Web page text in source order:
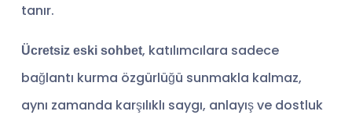
tanır.
Ücretsiz eski sohbet, katılımcılara sadece
bağlantı kurma özgürlüğü sunmakla kalmaz,
aynı zamanda karşılıklı saygı, anlayış ve dostluk